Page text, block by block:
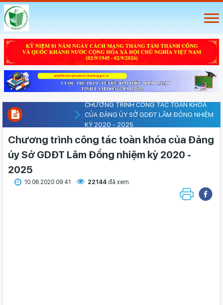
CHƯƠNG TRÌNH CÔNG TÁC TOÀN KHÓA
CỦA ĐẢNG ỦY SỞ GDĐT LÂM ĐỒNG NHIỆM
KỲ 2020 - 2025
Chương trình công tác toàn khóa của Đảng
ủy Sở GDĐT Lâm Đồng nhiệm kỳ 2020 -
2025
10.06.2020 09:41 22144 đã xem